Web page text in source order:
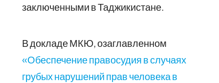
заключенными в Таджикистане.
В докладе МКЮ, озаглавленном
«Обеспечение правосудия в случаях
грубых нарушений прав человека в